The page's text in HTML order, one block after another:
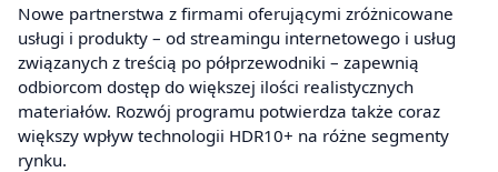
Nowe partnerstwa z firmami oferującymi zróżnicowane
usługi i produkty – od streamingu internetowego i usług
związanych z treścią po półprzewodniki – zapewnią
odbiorcom dostęp do większej ilości realistycznych
materiałów. Rozwój programu potwierdza także coraz
większy wpływ technologii HDR10+ na różne segmenty
rynku.